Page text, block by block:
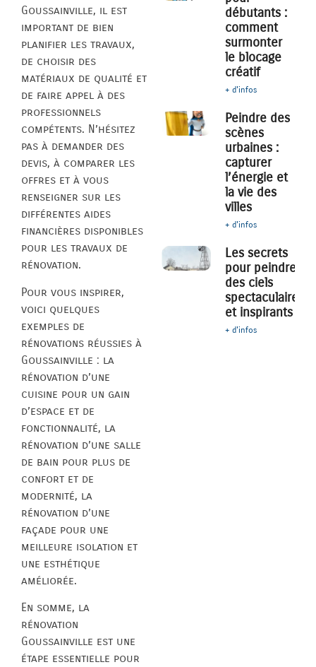
Goussainville, il est
important de bien
planifier les travaux,
de choisir des
matériaux de qualité et
de faire appel à des
professionnels
compétents. N’hésitez
pas à demander des
devis, à comparer les
offres et à vous
renseigner sur les
différentes aides
financières disponibles
pour les travaux de
rénovation.
Pour vous inspirer,
voici quelques
exemples de
rénovations réussies à
Goussainville : la
rénovation d’une
cuisine pour un gain
d’espace et de
fonctionnalité, la
rénovation d’une salle
de bain pour plus de
confort et de
modernité, la
rénovation d’une
façade pour une
meilleure isolation et
une esthétique
améliorée.
En somme, la
rénovation
Goussainville est une
étape essentielle pour
débutants :
comment
surmonter
le blocage
créatif
+ d'infos
Peindre des
scènes
urbaines :
capturer
l’énergie et
la vie des
villes
+ d'infos
Les secrets
pour peindre
des ciels
spectaculaires
et inspirants
+ d'infos